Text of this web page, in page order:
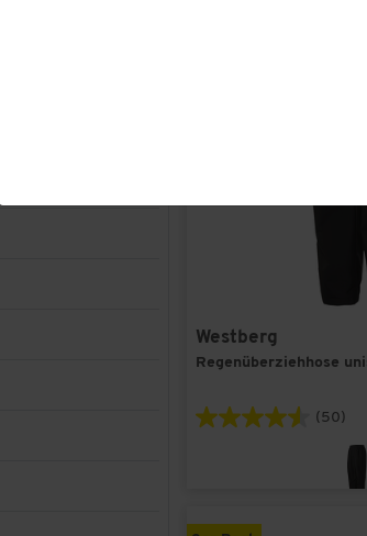
Westberg
Regenüberziehhose
(50)